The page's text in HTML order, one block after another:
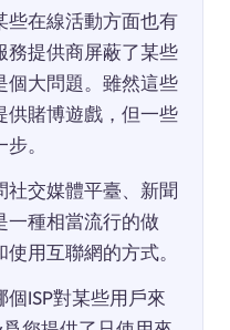
些在線活動方面也有
務提供商屏蔽了某些
個大問題。雖然這些
供賭博遊戲，但一些
。
社交媒體平臺、新聞
一種相當流行的做
用互聯網的方式。
ISP對某些用戶來